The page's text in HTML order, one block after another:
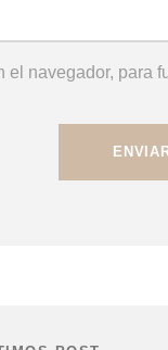
navegador, para